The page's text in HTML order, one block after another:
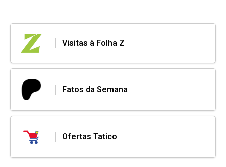
Visitas à Folha Z
Fatos da Semana
Ofertas Tatico